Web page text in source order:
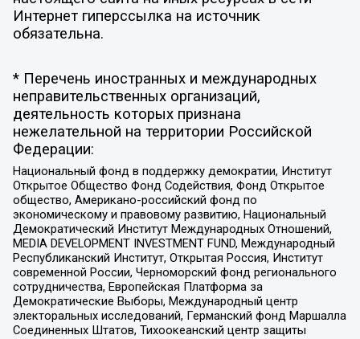
Интернет гиперссылка на источник
обязательна.
* Перечень иностранных и международных
неправительственных организаций,
деятельность которых признана
нежелательной на территории Российской
Федерации:
Национальный фонд в поддержку демократии, Институт
Открытое Общество Фонд Содействия, Фонд Открытое
общество, Американо-российский фонд по
экономическому и правовому развитию, Национальный
Демократический Институт Международных Отношений,
MEDIA DEVELOPMENT INVESTMENT FUND, Международный
Республиканский Институт, Открытая Россия, Институт
современной России, Черноморский фонд регионального
сотрудничества, Европейская Платформа за
Демократические Выборы, Международный центр
электоральных исследований, Германский фонд Маршалла
Соединенных Штатов, Тихоокеанский центр защиты